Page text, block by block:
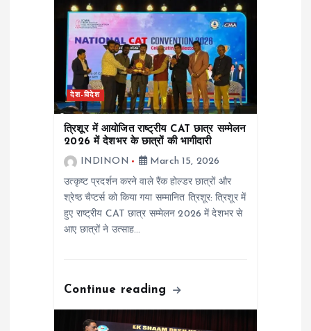
देश-विदेश
त्रिशूर में आयोजित राष्ट्रीय CAT छात्र सम्मेलन
2026 में देशभर के छात्रों की भागीदारी
INDINON
March 15, 2026
उत्कृष्ट प्रदर्शन करने वाले रैंक होल्डर छात्रों और
श्रेष्ठ चैप्टर्स को किया गया सम्मानित त्रिशूर: त्रिशूर में
हुए राष्ट्रीय CAT छात्र सम्मेलन 2026 में देशभर से
आए छात्रों ने उत्साह…
Continue reading